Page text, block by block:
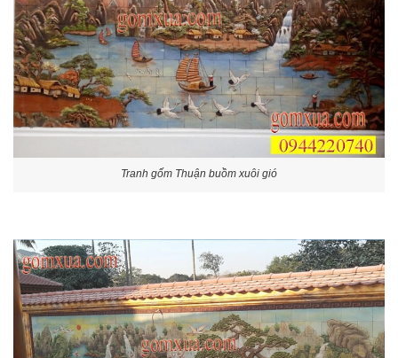
Tranh gốm Thuận buồm xuôi gió